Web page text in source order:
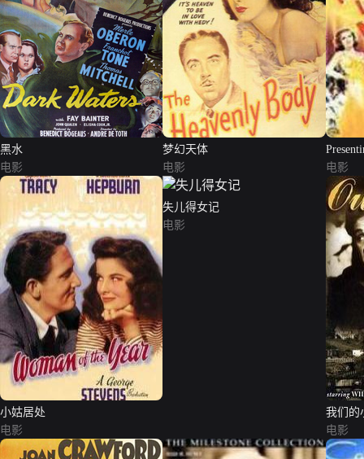
黑水
电影
梦幻天体
电影
电影
小姑居处
电影
失儿得女记
电影
我们的
电影